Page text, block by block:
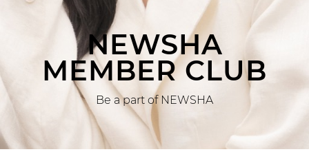
NEWSHA
MEMBER CLUB
Be a part of NEWSHA